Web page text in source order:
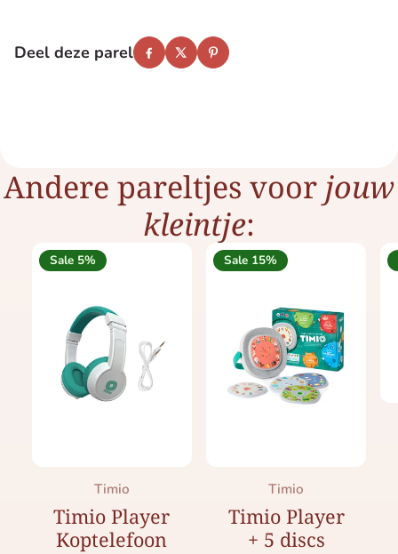
Deel deze parel Facebook
TwitterPinterest
Andere pareltjes voor jouw
kleintje:
Sale 5%
Merk:
Timio
Timio Player
Koptelefoon
Sale 15%
Merk:
Timio
Timio Player
+ 5 discs